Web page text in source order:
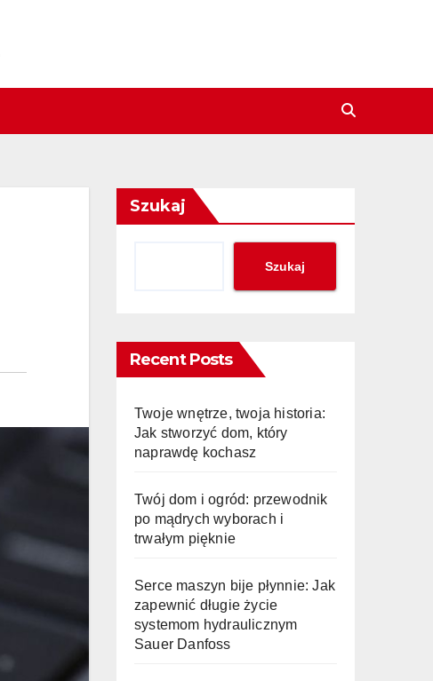
Szukaj
Szukaj
Recent Posts
Twoje wnętrze, twoja historia:
Jak stworzyć dom, który
naprawdę kochasz
Twój dom i ogród: przewodnik
po mądrych wyborach i
trwałym pięknie
Serce maszyn bije płynnie: Jak
zapewnić długie życie
systemom hydraulicznym
Sauer Danfoss